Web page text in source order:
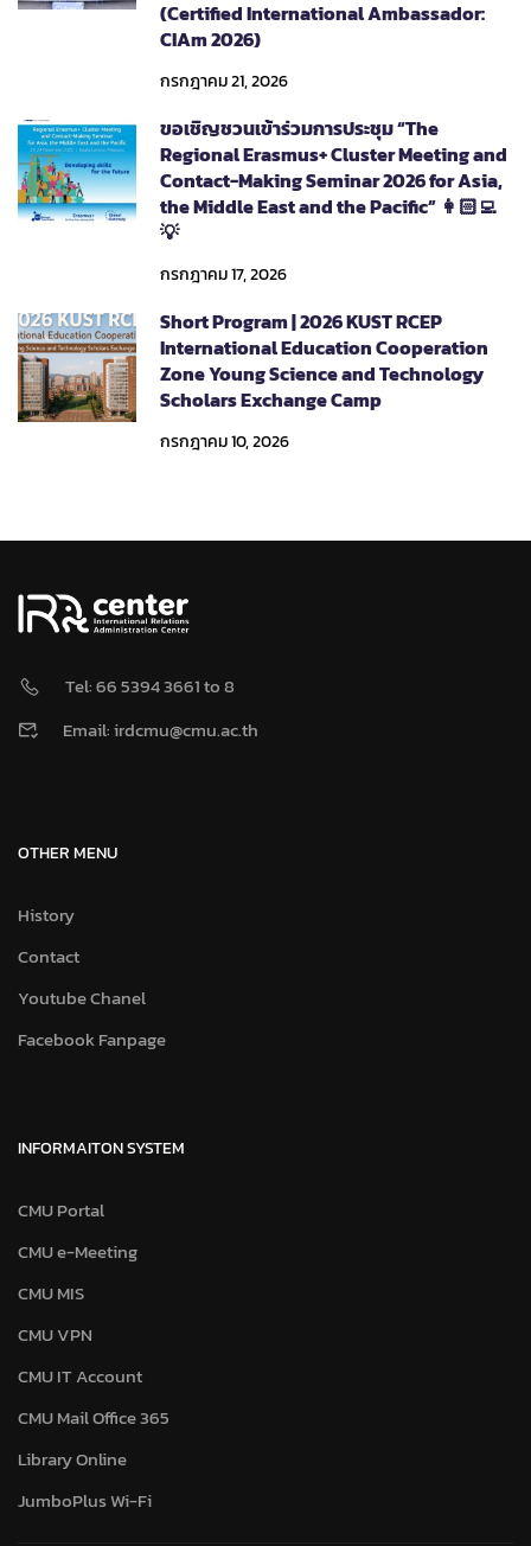
(Certified International Ambassador:
CIAm 2026)
กรกฎาคม 21, 2026
ขอเชิญชวนเข้าร่วมการประชุม “The
Regional Erasmus+ Cluster Meeting and
Contact-Making Seminar 2026 for Asia,
the Middle East and the Pacific” 👩🏻‍💻
💡
กรกฎาคม 17, 2026
Short Program | 2026 KUST RCEP
International Education Cooperation
Zone Young Science and Technology
Scholars Exchange Camp
กรกฎาคม 10, 2026
Tel: 66 5394 3661 to 8
Email: irdcmu@cmu.ac.th
OTHER MENU
History
Contact
Youtube Chanel
Facebook Fanpage
INFORMAITON SYSTEM
CMU Portal
CMU e-Meeting
CMU MIS
CMU VPN
CMU IT Account
CMU Mail Office 365
Library Online
JumboPlus Wi-Fi